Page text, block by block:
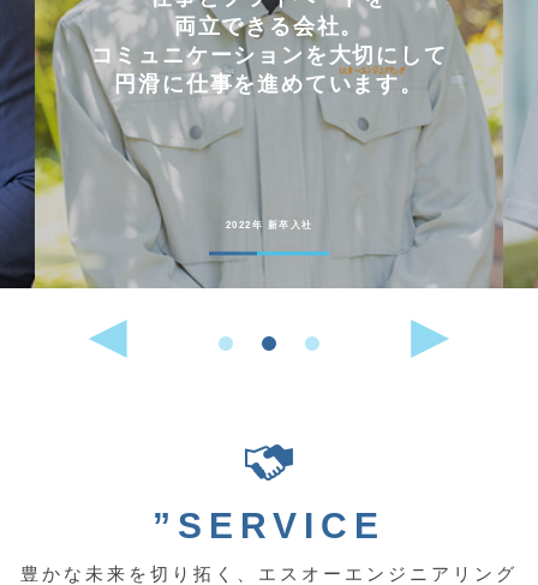
両立できる会社。
コミュニケーションを大切にして
円滑に仕事を進めています。
2022年 新卒入社
”SERVICE
豊かな未来を切り拓く、エスオーエンジニアリング